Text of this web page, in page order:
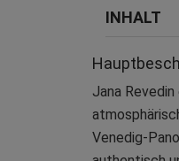
INHALT
Jana
Venedig-